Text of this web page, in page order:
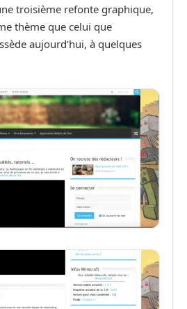
troisième refonte graphique,
thème que celui que
aujourd’hui, à quelques